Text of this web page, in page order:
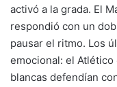
activó a la grada. El
respondió con un
pausar el ritmo. Los
emocional: el
blancas defendían